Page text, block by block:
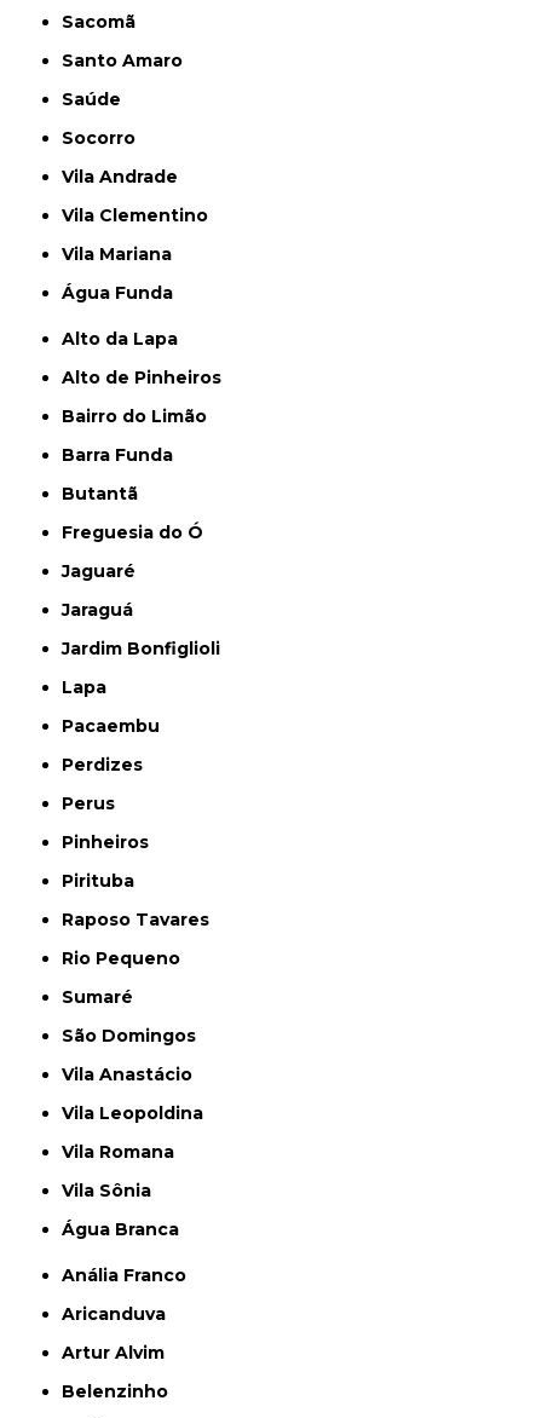
Sacomã
Santo Amaro
Saúde
Socorro
Vila Andrade
Vila Clementino
Vila Mariana
Água Funda
Alto da Lapa
Alto de Pinheiros
Bairro do Limão
Barra Funda
Butantã
Freguesia do Ó
Jaguaré
Jaraguá
Jardim Bonfiglioli
Lapa
Pacaembu
Perdizes
Perus
Pinheiros
Pirituba
Raposo Tavares
Rio Pequeno
Sumaré
São Domingos
Vila Anastácio
Vila Leopoldina
Vila Romana
Vila Sônia
Água Branca
Anália Franco
Aricanduva
Artur Alvim
Belenzinho